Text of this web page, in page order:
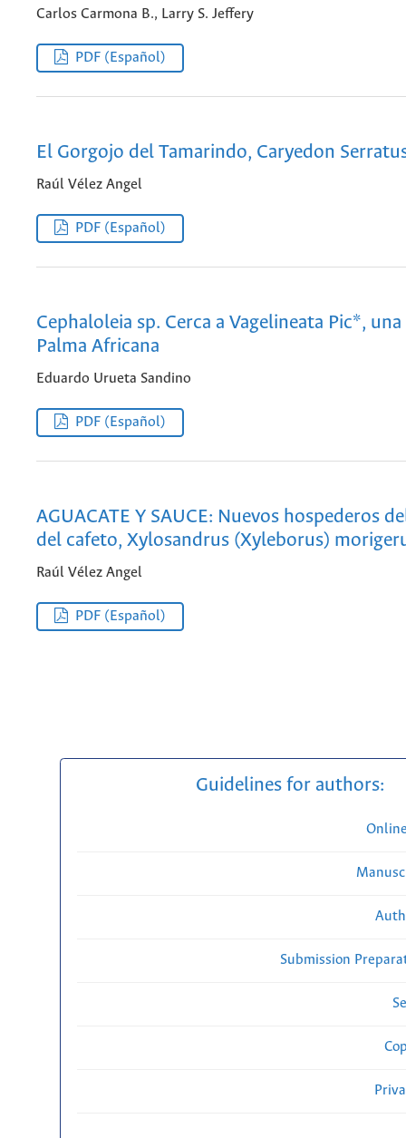
Carlos Carmona B., Larry S. Jeffery
PDF (Español)
El Gorgojo del Tamarindo, Caryedon
Raúl Vélez Angel
PDF (Español)
Cephaloleia sp. Cerca a Vagelineata Pic*, una
Palma Africana
Eduardo Urueta Sandino
PDF (Español)
AGUACATE Y SAUCE: Nuevos hospederos
del cafeto, Xylosandrus (Xyleborus)
Raúl Vélez Angel
PDF (Español)
Guidelines for authors:
Submission